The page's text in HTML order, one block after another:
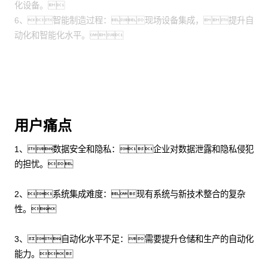
化设备。
6、智能制造过程：现场设备集成，提升自
动化和智能化水平。
用户痛点
1、数据安全和隐私：企业对数据泄露和隐私侵犯
的担忧。
2、系统集成难度：现有系统与新技术整合的复杂
性。
3、自动化水平不足：需要提升仓储和生产的自动化
能力。